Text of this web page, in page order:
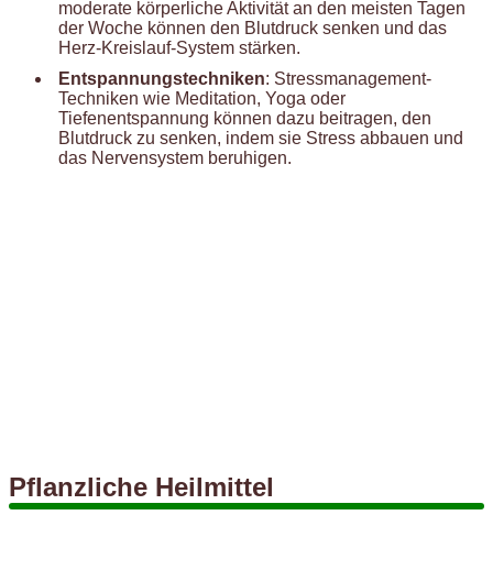
moderate körperliche Aktivität an den meisten Tagen
der Woche können den Blutdruck senken und das
Herz-Kreislauf-System stärken.
Entspannungstechniken: Stressmanagement-
Techniken wie Meditation, Yoga oder
Tiefenentspannung können dazu beitragen, den
Blutdruck zu senken, indem sie Stress abbauen und
das Nervensystem beruhigen.
Pflanzliche Heilmittel